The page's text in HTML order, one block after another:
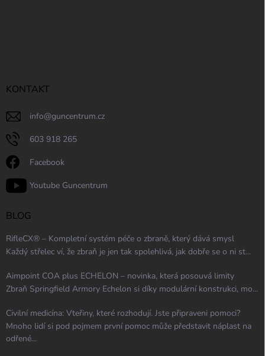
KONTAKT
info@guncentrum.cz
603 918 265
Facebook
Youtube Guncentrum
BLOG
RifleCX® – Kompletní systém péče o zbraně, který dává smysl
Každý střelec ví, že zbraň je jen tak spolehlivá, jak dobře se o ni st...
Aimpoint COA plus ECHELON – novinka, která posouvá limity
Zbraň Springfield Armory Echelon si díky modulární konstrukci, mo...
Civilní medicína: Vteřiny, které rozhodují. Jste připraveni pomoci?
Mnoho lidí si pod pojmem první pomoc může představit náplast na
odřené...